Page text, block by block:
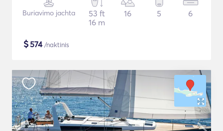
Buriavimo jachta
53 ft
16 m
16 5 6
$574/naktinis